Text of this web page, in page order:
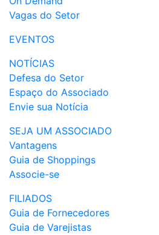
Vagas do Setor
EVENTOS
NOTÍCIAS
Defesa do Setor
Espaço do Associado
Envie sua Notícia
SEJA UM ASSOCIADO
Vantagens
Guia de Shoppings
Associe-se
FILIADOS
Guia de Fornecedores
Guia de Varejistas